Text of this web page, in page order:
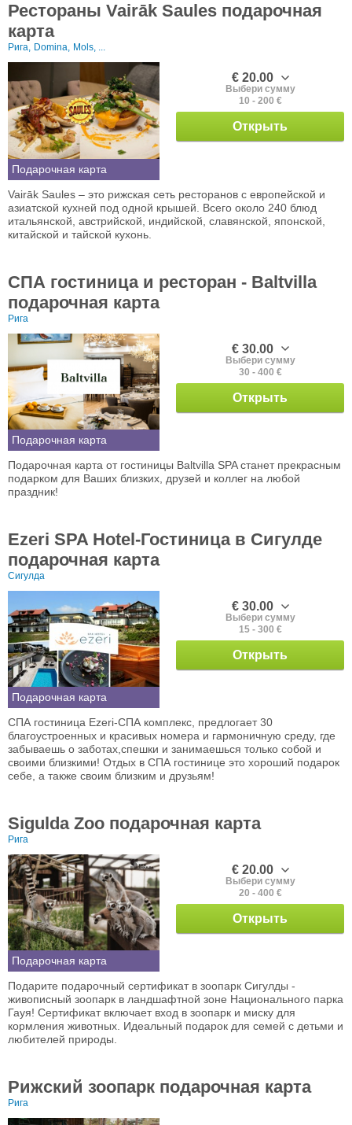
Рестораны Vairāk Saules подарочная
карта
Рига, Domina, Mols, ...
Подарочная карта
€ 20.00
Выбери сумму
10 - 200 €
Открыть
Vairāk Saules – это рижская сеть ресторанов с европейской и
азиатской кухней под одной крышей. Всего около 240 блюд
итальянской, австрийской, индийской, славянской, японской,
китайской и тайской кухонь.
СПА гостиница и ресторан - Baltvilla
подарочная карта
Рига
Подарочная карта
€ 30.00
Выбери сумму
30 - 400 €
Открыть
Подарочная карта от гостиницы Baltvilla SPA станет прекрасным
подарком для Ваших близких, друзей и коллег на любой
праздник!
Ezeri SPA Hotel-Гостиница в Сигулде
подарочная карта
Сигулда
Подарочная карта
€ 30.00
Выбери сумму
15 - 300 €
Открыть
СПА гостиница Ezeri-СПА комплекс, предлогает 30
благоустроенных и красивых номера и гармоничную среду, где
забываешь о заботах,спешки и занимаешься только собой и
своими близкими! Отдых в СПА гостинице это хороший подарок
себе, а также своим близким и друзьям!
Sigulda Zoo подарочная карта
Рига
Подарочная карта
€ 20.00
Выбери сумму
20 - 400 €
Открыть
Подарите подарочный сертификат в зоопарк Сигулды -
живописный зоопарк в ландшафтной зоне Национального парка
Гауя! Сертификат включает вход в зоопарк и миску для
кормления животных. Идеальный подарок для семей с детьми и
любителей природы.
Рижский зоопарк подарочная карта
Рига